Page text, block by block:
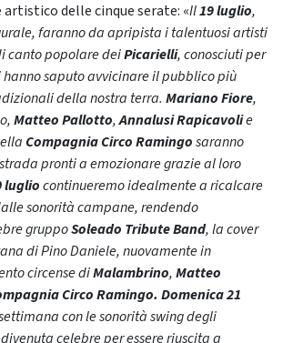
delle cinque serate: «Il19 luglio,
faranno da apripista i talentuosi artisti
canto popolare deiPicarielli, conosciuti per
saputo avvicinare il pubblico più
della nostra terra. Mariano Fiore,
Matteo Pallotto,Annalusi Rapicavolie
Compagnia Circo Ramingosaranno
pronti a emozionare grazie al loro
lugliocontinueremo idealmente a ricalcare
sonorità campane, rendendo
gruppoSoleado Tribute Band, la cover
di Pino Daniele, nuovamente in
circense diMalambrino,Matteo
Circo Ramingo. Domenica 21
con le sonorità swing degli
celebre per essere riuscita a